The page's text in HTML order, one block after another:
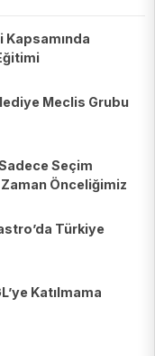
Kapsamında
Meclis Grubu
Seçim
Önceliğimiz
Türkiye
Katılmama